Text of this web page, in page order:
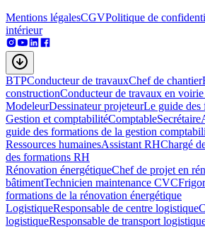
Mentions légalesCGVPolitique de
intérieur
BTPConducteur de travauxChef de chantier
constructionConducteur de travaux en
ModeleurDessinateur projeteurLe guide
Gestion et comptabilitéComptableSecrétaire
guide des formations de la gestion
Ressources humainesAssistant RHChargé
des formations RH
Rénovation énergétiqueChef de projet en
bâtimentTechnicien maintenance CVC
formations de la rénovation énergétique
LogistiqueResponsable de centre logistique
logistiqueResponsable de transport